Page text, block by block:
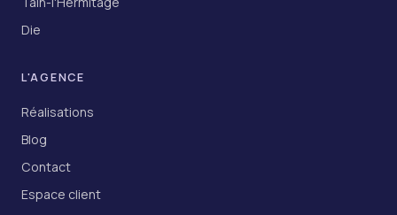
Die
L'AGENCE
Réalisations
Blog
Contact
Espace client